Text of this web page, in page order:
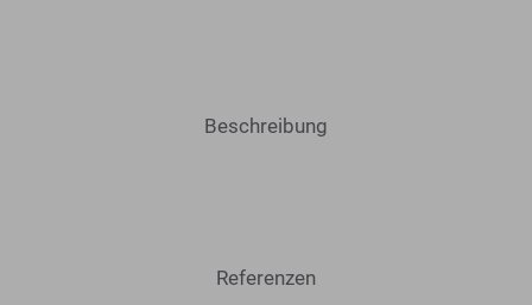
Beschreibung
Referenzen